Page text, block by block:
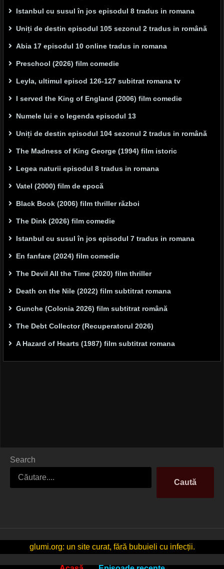
Istanbul cu susul în jos episodul 8 tradus in romana
Uniți de destin episodul 105 sezonul 2 tradus in română
Abia 17 episodul 10 online tradus in romana
Preschool (2026) film comedie
Leyla, ultimul episod 126-127 subitrat romana tv
I served the King of England (2006) film comedie
Numele lui e o legenda episodul 13
Uniți de destin episodul 104 sezonul 2 tradus in română
The Madness of King George (1994) film istoric
Legea naturii episodul 8 tradus in romana
Vatel (2000) film de epocă
Black Book (2006) film thriller război
The Dink (2026) film comedie
Istanbul cu susul în jos episodul 7 tradus in romana
En fanfare (2024) film comedie
The Devil All the Time (2020) film thriller
Death on the Nile (2022) film subtitrat romana
Gunche (Colonia 2026) film subtitrat română
The Debt Collector (Recuperatorul 2026)
A Hazard of Hearts (1987) film subtitrat romana
Search
Caută
glumi.org: un site curat, fără bubuieli cu infecții.